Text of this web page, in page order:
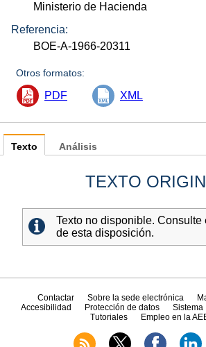
Ministerio de Hacienda
Referencia:
BOE-A-1966-20311
Otros formatos:
PDF XML
Texto
TEXTO
Texto no disponible.
de esta disposición.
Análisis
Contactar Sobre la sede electrónica
Accesibilidad
Protección de datos
Sistema
Tutoriales
Empleo en la